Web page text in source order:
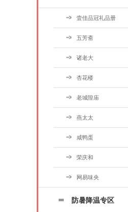
壹佳品冠礼品册
五芳斋
诸老大
杏花楼
老城隍庙
燕太太
咸鸭蛋
荣庆和
网易味央
防暑降温专区